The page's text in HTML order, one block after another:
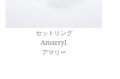
セットリング
AmarryI
アマリー